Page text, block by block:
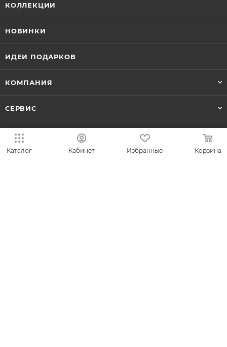
КОЛЛЕКЦИИ
НОВИНКИ
ИДЕИ ПОДАРКОВ
КОМПАНИЯ
СЕРВИС
ЛИЧНЫЙ КАБИНЕТ
Каталог Кабинет Избранные Корзина